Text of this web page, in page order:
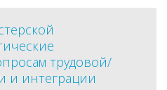
трудовой/
и интеграции